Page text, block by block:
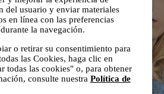
del usuario y enviar materiales
en línea con las preferencias
la navegación.
o retirar su consentimiento para
las Cookies, haga clic en
todas las cookies" o, para obtener
consulte nuestra Política de